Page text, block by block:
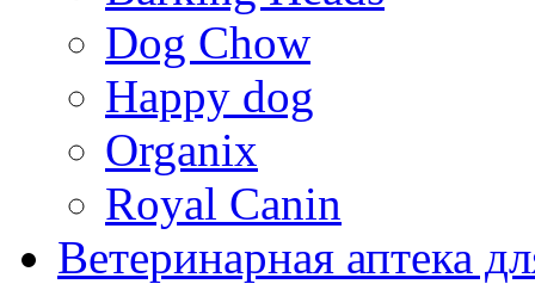
Dog Chow
Happy dog
Organix
Royal Canin
Ветеринарная аптека